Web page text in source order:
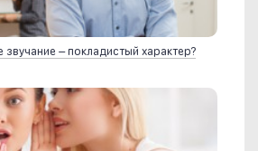
– покладистый характер?